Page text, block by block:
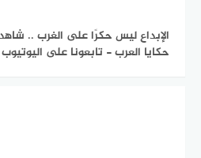
الإبداع ليس حكرًا على الغرب ..
حكايا العرب - تابعونا على اليوتيوب